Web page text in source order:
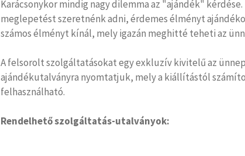
Karácsonykor mindig nagy dilemma az "ajándék"
meglepetést szeretnénk adni, érdemes élményt
számos élményt kínál, mely igazán meghitté teheti az
A felsorolt szolgáltatásokat egy exkluzív kivitelű az
ajándékutalványra nyomtatjuk, mely a kiállítástól
felhasználható.
Rendelhető szolgáltatás-utalványok: